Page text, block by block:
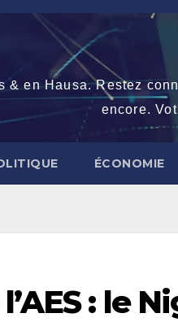
& en Hausa. Restez
encore.
ÉCONOMIE
: le